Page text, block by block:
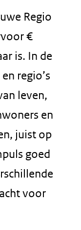
Regio
€
is. In de
regio’s
leven,
en
juist op
goed
voor